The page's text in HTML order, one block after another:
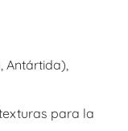
Antártida),
para la